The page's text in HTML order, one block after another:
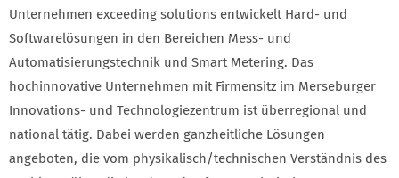
Unternehmen exceeding solutions entwickelt Hard- und
Softwarelösungen in den Bereichen Mess- und
Automatisierungstechnik und Smart Metering. Das
hochinnovative Unternehmen mit Firmensitz im Merseburger
Innovations- und Technologiezentrum ist überregional und
national tätig. Dabei werden ganzheitliche Lösungen
angeboten, die vom physikalisch/technischen Verständnis des